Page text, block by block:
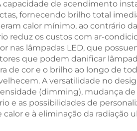
de acendimento
fornecendo brilho total
calor mínimo, ao contrário
reduz os custos com ar-
nas lâmpadas LED, que
que podem danificar
de cor e o brilho ao longo de
A versatilidade no
(dimming), mudança de
e as possibilidades de
e à eliminação da radiação